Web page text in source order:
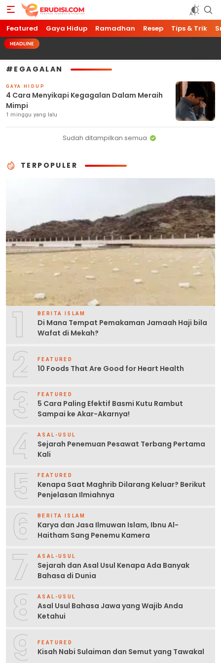
Erudisi
Temukan Jawaban dan Inspirasi
Featured Gaya Hidup Ramadhan Resep Tips & Trik
HEADLINE
#EGAGALAN
GAYA HIDUP
4 Cara Menyikapi Kegagalan Dalam Meraih
Mimpi
1 minggu yang lalu
Sudah ditampilkan semua
TERPOPULER
1 BERITA ISLAM
Di Mana Tempat Pemakaman Jamaah Haji bila
Wafat di Mekah?
2 FEATURED
10 Foods That Are Good for Heart Health
3 FEATURED
5 Cara Paling Efektif Basmi Kutu Rambut
Sampai ke Akar-Akarnya!
4 ASAL-USUL
Sejarah Penemuan Pesawat Terbang Pertama
Kali
5 FEATURED
Kenapa Saat Maghrib Dilarang Keluar? Berikut
Penjelasan Ilmiahnya
6 BERITA ISLAM
Karya dan Jasa Ilmuwan Islam, Ibnu Al-
Haitham Sang Penemu Kamera
7 ASAL-USUL
Sejarah dan Asal Usul Kenapa Ada Banyak
Bahasa di Dunia
8 ASAL-USUL
Asal Usul Bahasa Jawa yang Wajib Anda
Ketahui
9 FEATURED
Kisah Nabi Sulaiman dan Semut yang Tawakal